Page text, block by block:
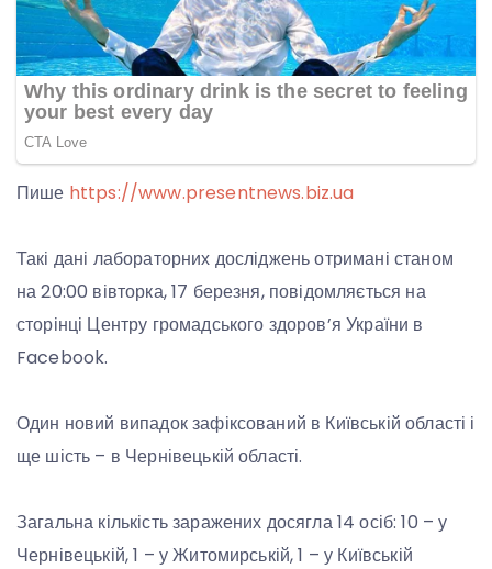
Пише https://www.presentnews.biz.ua
Такі дані лабораторних досліджень отримані станом
на 20:00 вівторка, 17 березня, повідомляється на
сторінці Центру громадського здоров’я України в
Facebook.
Один новий випадок зафіксований в Київській області і
ще шість – в Чернівецькій області.
Загальна кількість заражених досягла 14 осіб: 10 – у
Чернівецькій, 1 – у Житомирській, 1 – у Київській